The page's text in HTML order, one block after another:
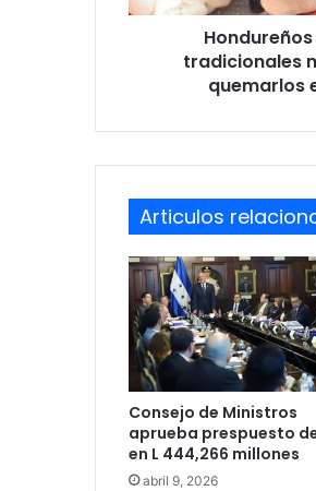
fin
tradicionales
quemarlos
Articulos
Consejo de Ministros
aprueba prespuesto
en L 444,266 millones
abril 9, 2026